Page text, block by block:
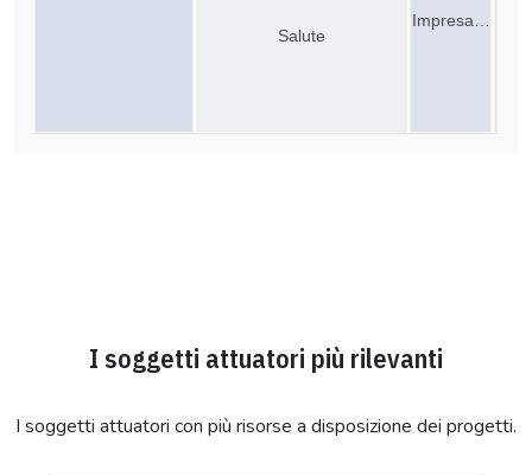
Impresa…
Salute
I soggetti attuatori più rilevanti
I soggetti attuatori con più risorse a disposizione dei progetti.